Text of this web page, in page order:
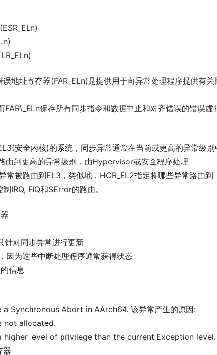
地址寄存器(FAR_ELn)是提供用于向异常处理程序提供有关
FAR\_ELn保存所有同步指令和数据中止和对齐错误的错误虚
安全内核)的系统，同步异常通常在当前或更高的异常级别
由到更高的异常级别，由Hypervisor或安全程序处理
常被路由到EL3，类似地，HCR_EL2指定将哪些异常路由到
IRQ, FIQ和SError的路由。
针对同步异常进行更新
因为这些中断处理程序通常获得状态
信息
Synchronous Abort in AArch64. 该异常产生的原因:
not allocated.
higher level of privilege than the current Exception
器